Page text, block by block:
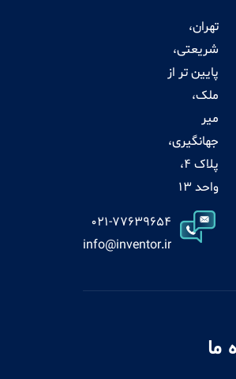
تهران،
شریعتی،
پایین تر از
ملک،
میر
جهانگیری،
پلاک 4،
واحد 13
021-77639654
info@inventor.ir
ما